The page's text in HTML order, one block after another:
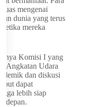
luas mengenai
dunia yang terus
mereka
Komisi I yang
Angkatan Udara
dan diskusi
dapat
lebih siap
depan.